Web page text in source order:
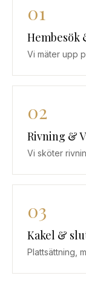
01
Hembesök
Vi mäter upp
02
Rivning &
Vi sköter
03
Kakel &
Plattsättning,